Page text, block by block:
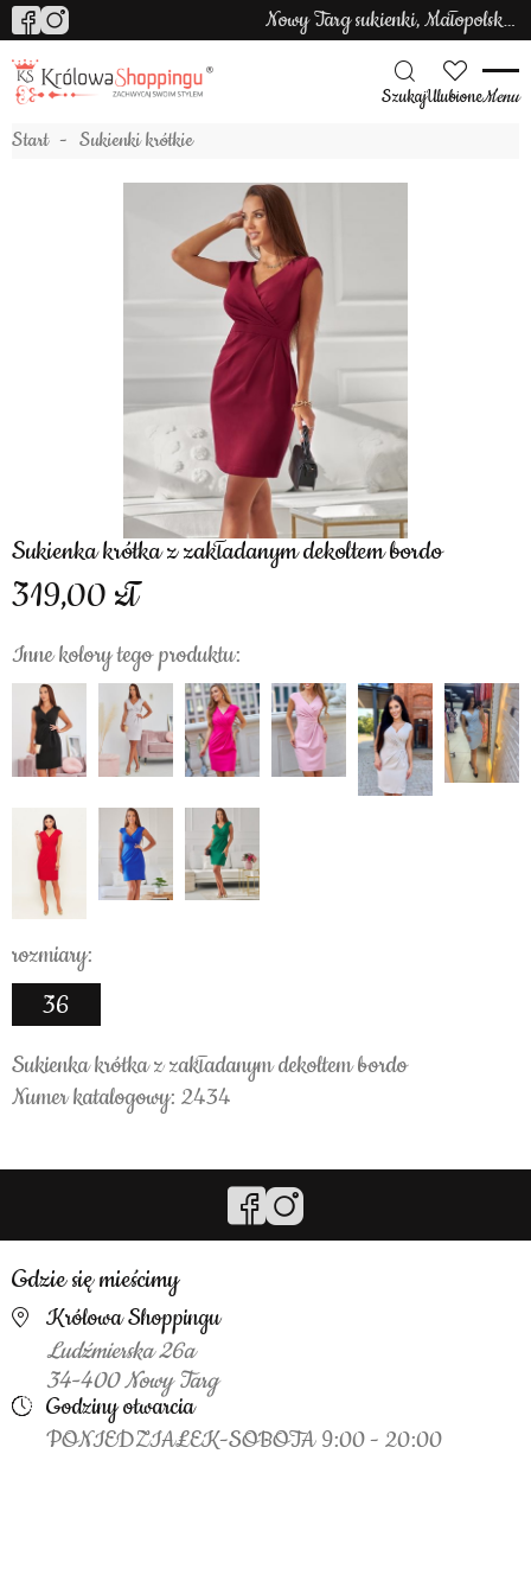
Nowy Targ sukienki, Małopolska sukienki
SzukajUlubioneMenu
Start Sukienki krótkie
Sukienka krótka z zakładanym dekoltem bordo
319,00
Inne kolory tego produktu:
rozmiary:
36
Sukienka krótka z zakładanym dekoltem bordo
Numer katalogowy: 2434
Gdzie się mieścimy
Królowa Shoppingu
Ludźmierska 26a
34-400 Nowy Targ
Godziny otwarcia
PONIEDZIAŁEK-SOBOTA 9:00 - 20:00